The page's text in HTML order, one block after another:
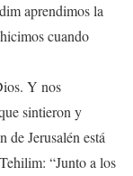
aprendimos la
cuando
Y nos
sintieron y
de Jerusalén está
“Junto a los